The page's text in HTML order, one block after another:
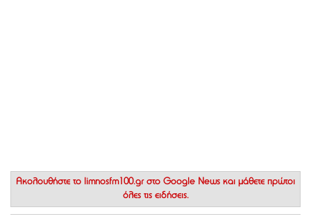
Ακολουθήστε το limnosfm100.gr στο Google News και μάθετε πρώτοι
όλες τις ειδήσεις.